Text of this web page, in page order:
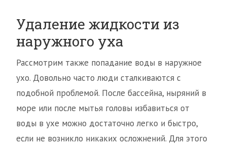
Удаление жидкости из
наружного уха
Рассмотрим также попадание воды в наружное
ухо. Довольно часто люди сталкиваются с
подобной проблемой. После бассейна, ныряний в
море или после мытья головы избавиться от
воды в ухе можно достаточно легко и быстро,
если не возникло никаких осложнений. Для этого